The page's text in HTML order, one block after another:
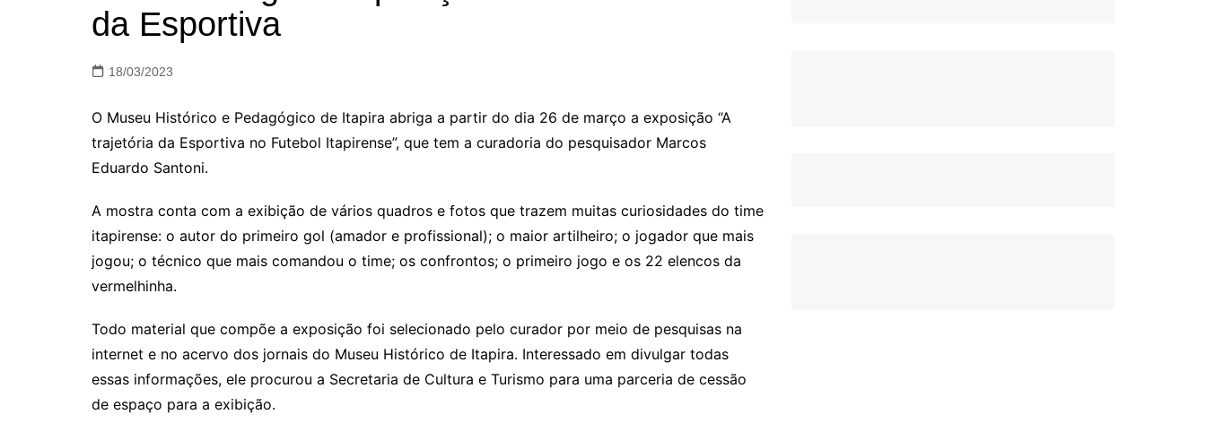
da Esportiva
18/03/2023
O Museu Histórico e Pedagógico de Itapira abriga a partir do dia 26 de março a exposição “A
trajetória da Esportiva no Futebol Itapirense”, que tem a curadoria do pesquisador Marcos
Eduardo Santoni.
A mostra conta com a exibição de vários quadros e fotos que trazem muitas curiosidades do time
itapirense: o autor do primeiro gol (amador e profissional); o maior artilheiro; o jogador que mais
jogou; o técnico que mais comandou o time; os confrontos; o primeiro jogo e os 22 elencos da
vermelhinha.
Todo material que compõe a exposição foi selecionado pelo curador por meio de pesquisas na
internet e no acervo dos jornais do Museu Histórico de Itapira. Interessado em divulgar todas
essas informações, ele procurou a Secretaria de Cultura e Turismo para uma parceria de cessão
de espaço para a exibição.